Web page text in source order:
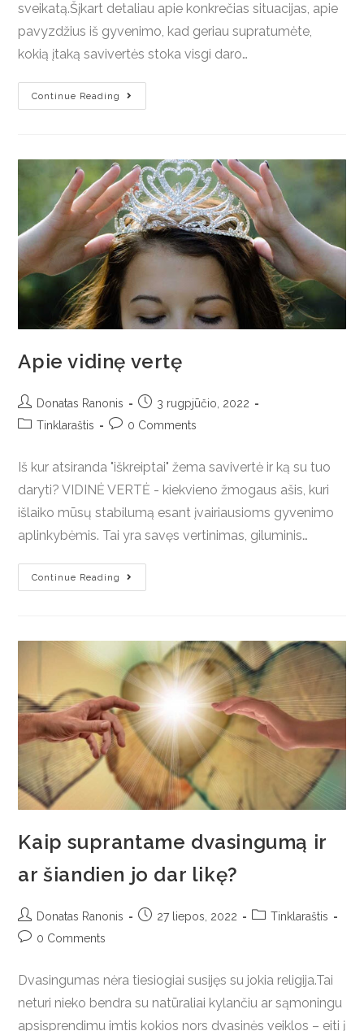
sveikatą.Šįkart detaliau apie konkrečias situacijas, apie
pavyzdžius iš gyvenimo, kad geriau supratumėte,
kokią įtaką savivertės stoka visgi daro…
Continue Reading
Apie vidinę vertę
Donatas Ranonis
3 rugpjūčio, 2022
Tinklaraštis
0 Comments
Iš kur atsiranda "iškreiptai" žema savivertė ir ką su tuo
daryti? VIDINĖ VERTĖ - kiekvieno žmogaus ašis, kuri
išlaiko mūsų stabilumą esant įvairiausioms gyvenimo
aplinkybėmis. Tai yra savęs vertinimas, giluminis…
Continue Reading
Kaip suprantame dvasingumą ir
ar šiandien jo dar likę?
Donatas Ranonis 27 liepos, 2022
Tinklaraštis
0 Comments
Dvasingumas nėra tiesiogiai susijęs su jokia religija.Tai
neturi nieko bendra su natūraliai kylančiu ar sąmoningu
apsisprendimu imtis kokios nors dvasinės veiklos – eiti į